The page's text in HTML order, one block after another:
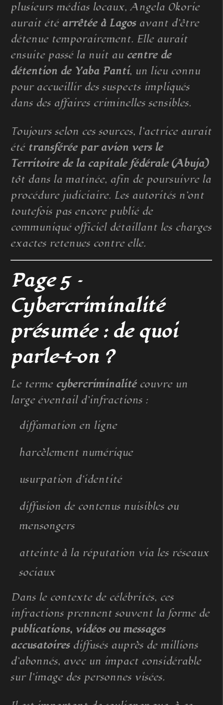
plusieurs médias locaux, Angela Okorie
aurait été arrêtée à Lagosavant d’être
détenue temporairement. Elle aurait
ensuite passé la nuit au centre de
détention de Yaba Panti, un lieu connu
pour accueillir des suspects impliqués
dans des affaires criminelles sensibles.
Toujours selon ces sources, l’actrice aurait
été transférée par avion vers le
Territoire de la capitale fédérale (Abuja)
tôt dans la matinée, afin de poursuivre la
procédure judiciaire. Les autorités n’ont
toutefois pas encore publié de
communiqué officiel détaillant les charges
exactes retenues contre elle.
Page 5 –
Cybercriminalité
présumée : de quoi
parle-t-on ?
Le terme cybercriminalitécouvre un
large éventail d’infractions :
diffamation en ligne
harcèlement numérique
usurpation d’identité
diffusion de contenus nuisibles ou
mensongers
atteinte à la réputation via les réseaux
sociaux
Dans le contexte de célébrités, ces
infractions prennent souvent la forme de
publications, vidéos ou messages
accusatoiresdiffusés auprès de millions
d’abonnés, avec un impact considérable
sur l’image des personnes visées.